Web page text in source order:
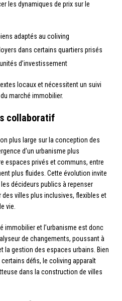
les dynamiques de prix sur le
adaptés au coliving
dans certains quartiers prisés
d’investissement
locaux et nécessitent un suivi
marché immobilier.
collaboratif
plus large sur la conception des
d’un urbanisme plus
espaces privés et communs, entre
plus fluides. Cette évolution invite
décideurs publics à repenser
des villes plus inclusives, flexibles et
vie.
immobilier et l’urbanisme est donc
de changements, poussant à
la gestion des espaces urbains. Bien
défis, le coliving apparaît
dans la construction de villes